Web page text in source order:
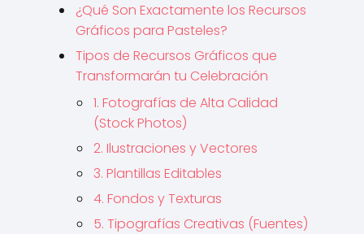
¿Qué Son Exactamente los Recursos
Gráficos para Pasteles?
Tipos de Recursos Gráficos que
Transformarán tu Celebración
1. Fotografías de Alta Calidad
(Stock Photos)
2. Ilustraciones y Vectores
3. Plantillas Editables
4. Fondos y Texturas
5. Tipografías Creativas (Fuentes)